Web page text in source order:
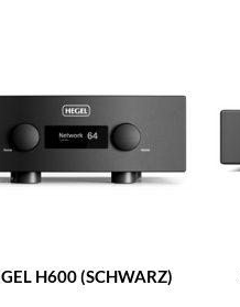
H600 (SCHWARZ)